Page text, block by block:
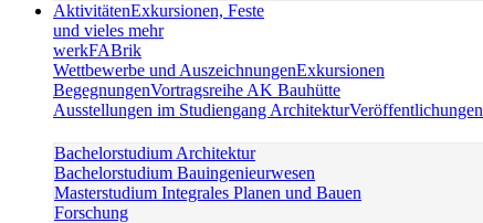
AktivitätenExkursionen, Feste
und vieles mehr
werkFABrik
Wettbewerbe und AuszeichnungenExkursionen
BegegnungenVortragsreihe AK Bauhütte
Ausstellungen im Studiengang ArchitekturVeröffentlichungen
Bachelorstudium Architektur
Bachelorstudium Bauingenieurwesen
Masterstudium Integrales Planen und Bauen
Forschung